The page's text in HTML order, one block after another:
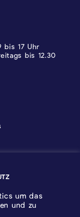
bis 17 Uhr
bis 12.30
UND
um das
und zu